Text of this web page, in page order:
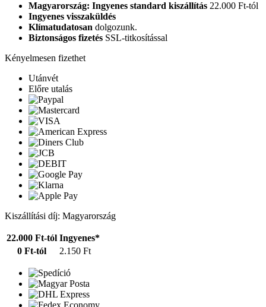
Magyarország: Ingyenes standard kiszállítás 22.000 Ft-tól
Ingyenes visszaküldés
Klímatudatosan dolgozunk.
Biztonságos fizetés SSL-titkosítással
Kényelmesen fizethet
Utánvét
Előre utalás
Kiszállítási díj: Magyarország
22.000 Ft-tól Ingyenes*
0 Ft-tól
2.150 Ft